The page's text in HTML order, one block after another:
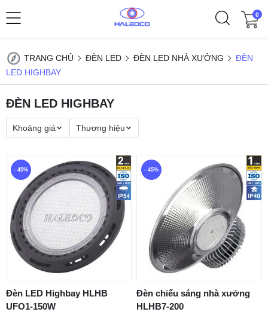
0
TRANG CHỦ ĐÈN LED ĐÈN LED NHÀ XƯỞNG
ĐÈN
LED HIGHBAY
ĐÈN LED HIGHBAY
Khoảng giá Thương hiệu
- 45%
Đèn LED Highbay HLHB
UFO1-150W
- 45%
Đèn chiếu sáng nhà xưởng
HLHB7-200